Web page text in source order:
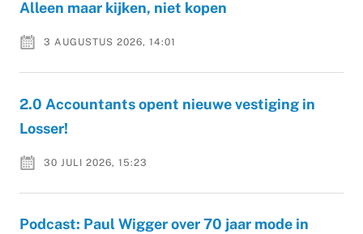
Alleen maar kijken, niet kopen
3 AUGUSTUS 2026, 14:01
2.0 Accountants opent nieuwe vestiging in
Losser!
30 JULI 2026, 15:23
Podcast: Paul Wigger over 70 jaar mode in